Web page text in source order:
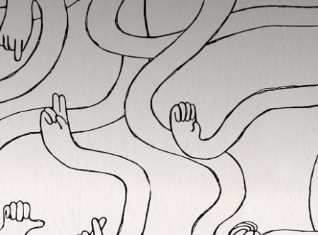
& groupe métier médiation du réseau
RN13BIS
► Adhérente SNAP CGT
► Formée aux Droits culturels, sensible
aux questions d’accessibilité et
d’inclusivité des personnes dans les
milieux culturels.